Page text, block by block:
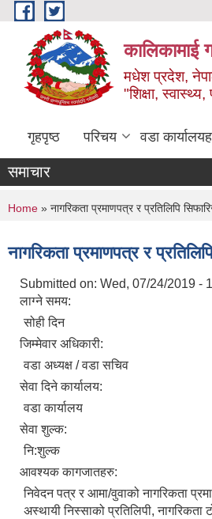
Skip to main content
कालिकामाई
मधेश प्रदेश,
"शिक्षा,
गृहपृष्ठ परिचय वडा
समाचार
You are here
Home » नागरिकता प्रमाणपत्र र प्रतिलिपि
नागरिकता प्रमाणपत्र र
Submitted on: Wed, 07/24/2019 -
लाग्ने समय:
सोही दिन
जिम्मेवार अधिकारी:
वडा अध्यक्ष / वडा सचिव
सेवा दिने कार्यालय:
वडा कार्यालय
सेवा शुल्क:
नि:शुल्क
आवश्यक कागजातहरु:
निवेदन पत्र र आमा/वुवाको नागरिकता
अस्थायी निस्साको प्रतिलिपी, नागरिकता